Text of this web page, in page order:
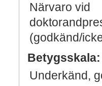
Närvaro vid
(godkänd/
Betygsskala:
Underkänd,